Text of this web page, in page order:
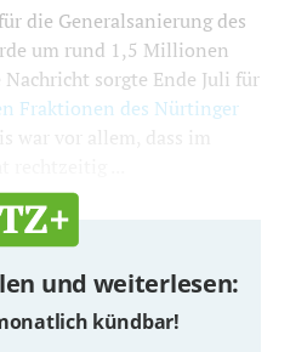
die Generalsanierung des
um rund 1,5 Millionen
sorgte Ende Juli für
Fraktionen des Nürtinger
war vor allem, dass im
und weiterlesen:
kündbar!